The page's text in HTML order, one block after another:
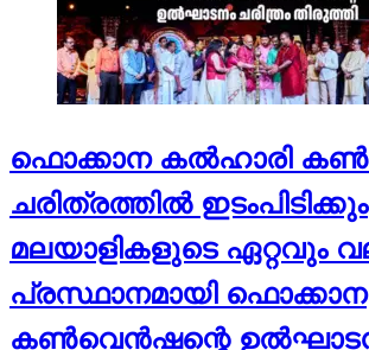
ഫൊക്കാന കല്‍ഹാരി
ചരിത്രത്തില്‍
മലയാളികളുടെ ഏറ്റവും
പ്രസ്ഥാനമായി ഫൊക്കാന
കണ്‍വെൻഷന്റെ